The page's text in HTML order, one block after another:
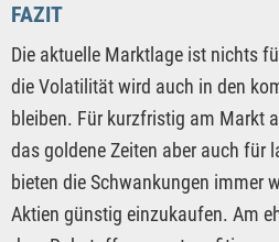
FAZIT
Die aktuelle Marktlage ist nichts
die Volatilität wird auch in den
bleiben. Für kurzfristig am Markt
das goldene Zeiten aber auch für
bieten die Schwankungen immer
Aktien günstig einzukaufen. Am